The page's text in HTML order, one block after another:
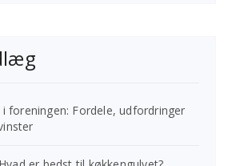
foreningen: Fordele, udfordringer